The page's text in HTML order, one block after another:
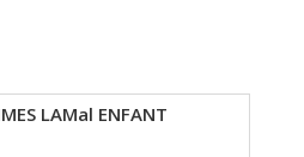
LAMal ENFANT